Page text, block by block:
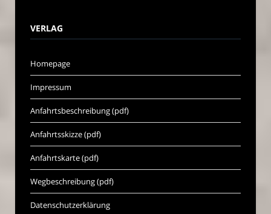
VERLAG
Homepage
Impressum
Anfahrtsbeschreibung (pdf)
Anfahrtsskizze (pdf)
Anfahrtskarte (pdf)
Wegbeschreibung (pdf)
Datenschutzerklärung